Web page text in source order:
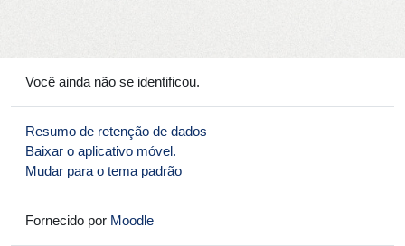
Você ainda não se identificou.
Resumo de retenção de dados
Baixar o aplicativo móvel.
Mudar para o tema padrão
Fornecido por Moodle